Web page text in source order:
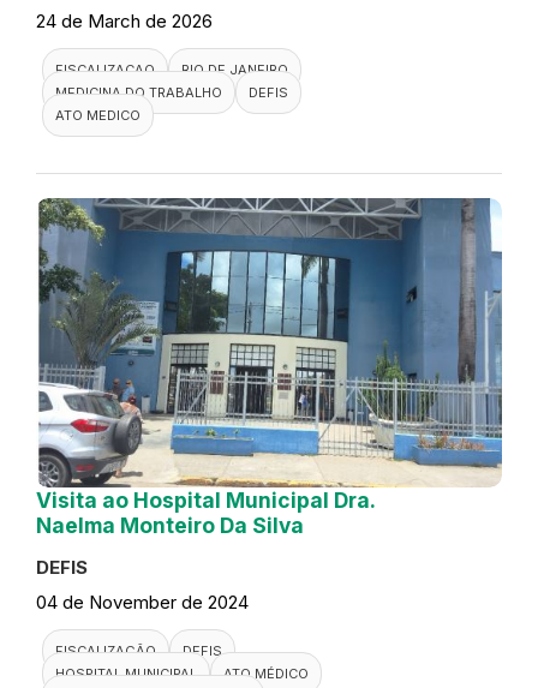
24 de March de 2026
FISCALIZACAO
RIO DE JANEIRO
MEDICINA DO TRABALHO
DEFIS
ATO MEDICO
Visita ao Hospital Municipal Dra.
Naelma Monteiro Da Silva
DEFIS
04 de November de 2024
FISCALIZAÇÃO
DEFIS
HOSPITAL MUNICIPAL
ATO MÉDICO